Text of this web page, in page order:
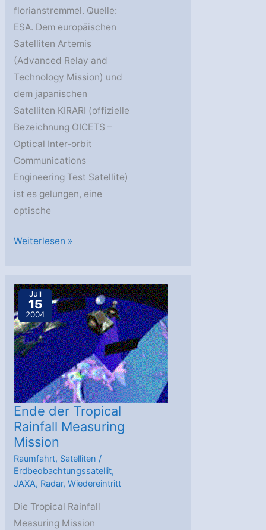
florianstremmel. Quelle:
ESA. Dem europäischen
Satelliten Artemis
(Advanced Relay and
Technology Mission) und
dem japanischen
Satelliten KIRARI (offizielle
Bezeichnung OICETS –
Optical Inter-orbit
Communications
Engineering Test Satellite)
ist es gelungen, eine
optische
Artemis:
einer
gelungenen
Rettung
Weiterlesen »
Juli
15
2004
Ende der Tropical
Rainfall Measuring
Mission
Raumfahrt, Satelliten /
Erdbeobachtungssatellit,
JAXA, Radar,Wiedereintritt
Die Tropical Rainfall
Measuring Mission